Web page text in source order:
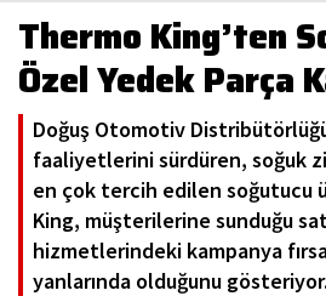
Thermo King’ten
Özel Yedek Parça
Doğuş Otomotiv
faaliyetlerini sürdüren, soğuk
en çok tercih edilen soğutucu
King, müşterilerine sunduğu
hizmetlerindeki kampanya
yanlarında olduğunu gösteriyor.